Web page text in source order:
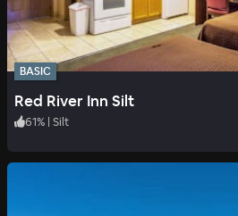
BASIC
Red River Inn Silt
61% | Silt